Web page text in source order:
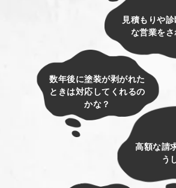
数年後に塗装が剥がれた
ときは対応してくれるの
かな？
見積もりや
な営業を
高額な請
う